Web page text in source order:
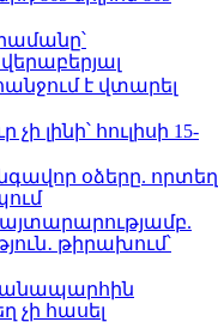
է վտարել
լինի՝ հուլիսի 15-
օձերը. որտեղ
թիրախում՝
չի հասել